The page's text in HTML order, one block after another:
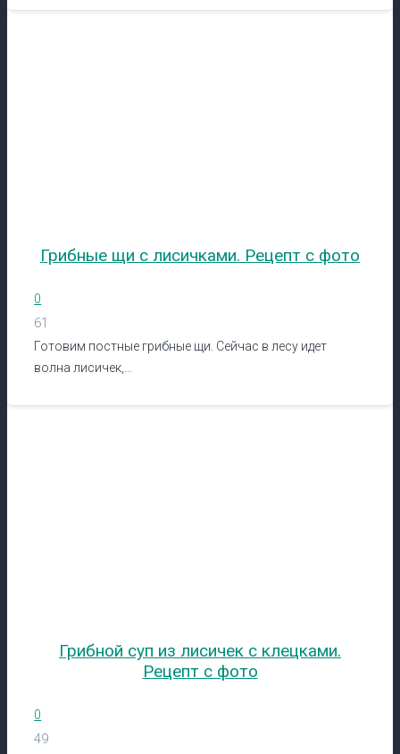
Грибные щи с лисичками. Рецепт с фото
0
61
Готовим постные грибные щи. Сейчас в лесу идет
волна лисичек,…
Грибной суп из лисичек с клецками.
Рецепт с фото
0
49